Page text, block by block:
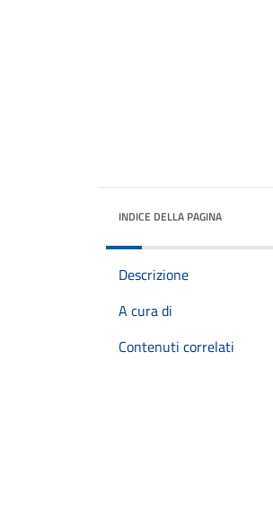
INDICE DELLA PAGINA
Descrizione
A cura di
Contenuti correlati